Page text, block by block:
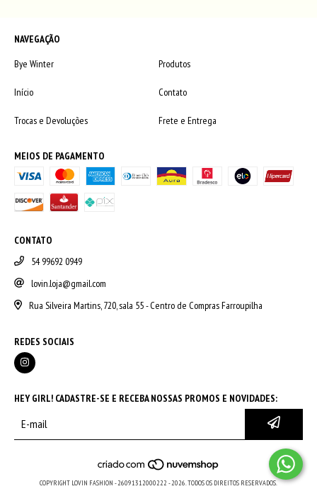
NAVEGAÇÃO
Bye Winter
Produtos
Início Contato
Trocas e Devoluções Frete e Entrega
MEIOS DE PAGAMENTO
CONTATO
54 99692 0949
lovin.loja@gmail.com
Rua Silveira Martins, 720, sala 55 - Centro de Compras Farroupilha
REDES SOCIAIS
HEY GIRL! CADASTRE-SE E RECEBA NOSSAS PROMOS E NOVIDADES:
COPYRIGHT LOVIN FASHION - 26091312000222 - 2026. TODOS OS DIREITOS RESERVADOS.